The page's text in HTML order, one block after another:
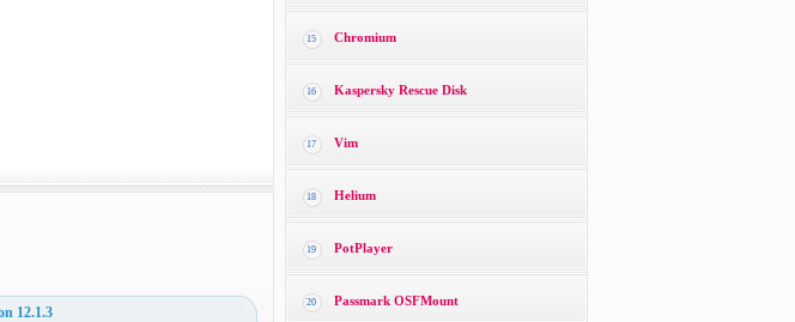
12.1.3
15 Chromium
16 Kaspersky Rescue Disk
17 Vim
18 Helium
19 PotPlayer
20 Passmark OSFMount